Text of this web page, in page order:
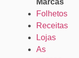
Marcas
Folhetos
Receitas
Lojas
As